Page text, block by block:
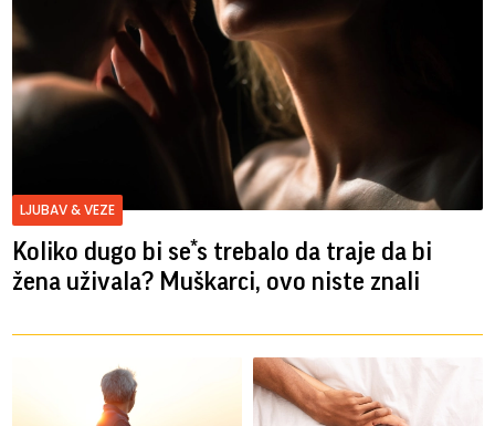
LJUBAV & VEZE
Koliko dugo bi se*s trebalo da traje da bi
žena uživala? Muškarci, ovo niste znali